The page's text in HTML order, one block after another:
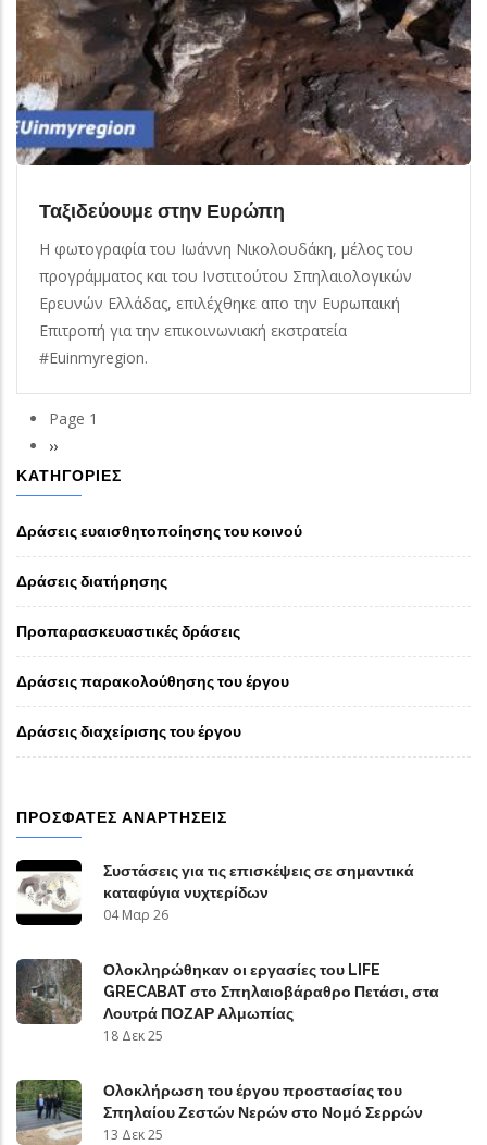
Ταξιδεύουμε στην Ευρώπη
Η φωτογραφία του Ιωάννη Νικολουδάκη, μέλος του
προγράμματος και του Ινστιτούτου Σπηλαιολογικών
Ερευνών Ελλάδας, επιλέχθηκε απο την Ευρωπαική
Επιτροπή για την επικοινωνιακή εκστρατεία
#Euinmyregion.
Σελιδοποίηση
Page 1
Next
page
››
ΚΑΤΗΓΟΡΊΕΣ
Δράσεις ευαισθητοποίησης του κοινού
Δράσεις διατήρησης
Προπαρασκευαστικές δράσεις
Δράσεις παρακολούθησης του έργου
Δράσεις διαχείρισης του έργου
ΠΡΌΣΦΑΤΕΣ ΑΝΑΡΤΉΣΕΙΣ
Συστάσεις για τις επισκέψεις σε σημαντικά
καταφύγια νυχτερίδων
04 Μαρ 26
Ολοκληρώθηκαν οι εργασίες του LIFE
GRECABAT στο Σπηλαιοβάραθρο Πετάσι, στα
Λουτρά ΠΟΖΑΡ Αλμωπίας
18 Δεκ 25
Ολοκλήρωση του έργου προστασίας του
Σπηλαίου Ζεστών Νερών στο Νομό Σερρών
13 Δεκ 25